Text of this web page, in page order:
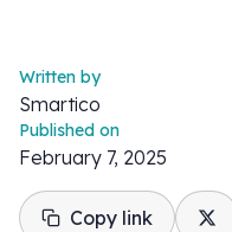
Written by
Smartico
Published on
February 7, 2025
Copy link